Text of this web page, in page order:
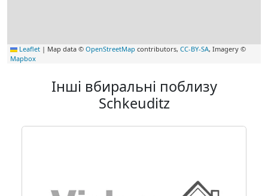
Leaflet | Map data © OpenStreetMap contributors, CC-BY-SA, Imagery ©
Mapbox
Інші вбиральні поблизу
Schkeuditz